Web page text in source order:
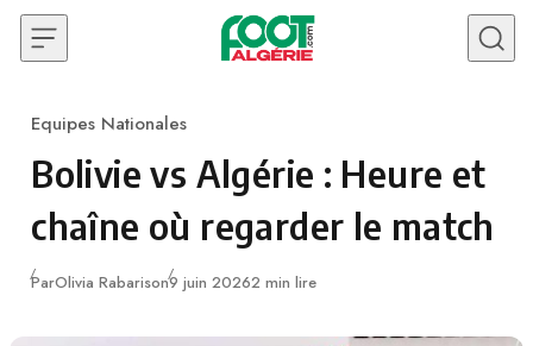
Skip to content
Category
Equipes Nationales
Bolivie vs Algérie : Heure et
chaîne où regarder le match
ParOlivia RabarisonPublié
9 juin 20262 min lire